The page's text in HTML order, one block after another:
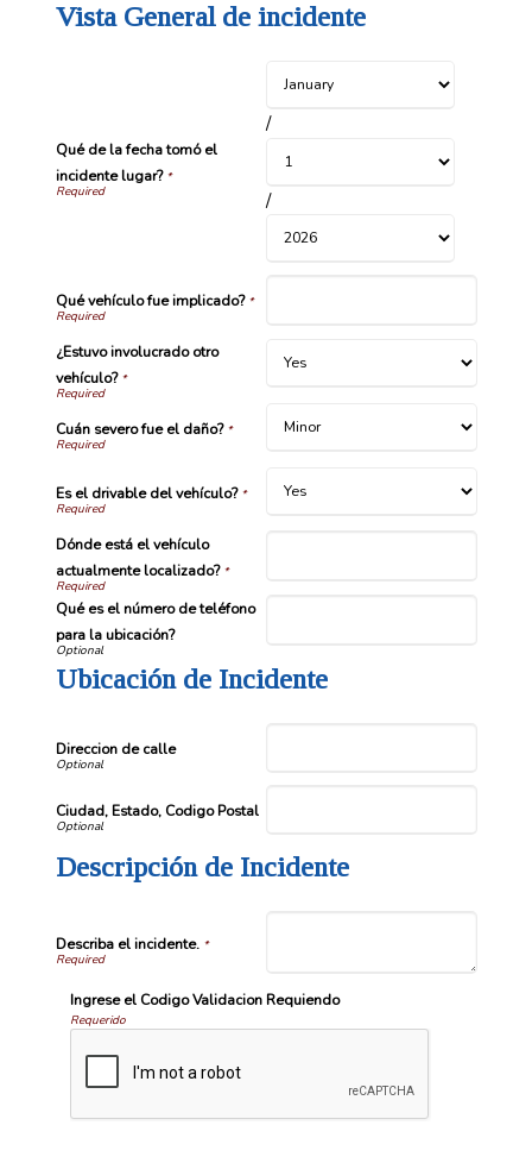
Vista General de incidente
Qué de la fecha tomó el
incidente lugar? *
/
/
Qué vehículo fue implicado? *
¿Estuvo involucrado otro
vehículo?*
Cuán severo fue el daño? *
Es el drivable del vehículo? *
Dónde está el vehículo
actualmente localizado? *
Qué es el número de teléfono
para la ubicación?
Ubicación de Incidente
Direccion de calle
Ciudad, Estado, Codigo Postal
Descripción de Incidente
Describa el incidente. *
Ingrese el Codigo Validacion Requiendo
Requerido